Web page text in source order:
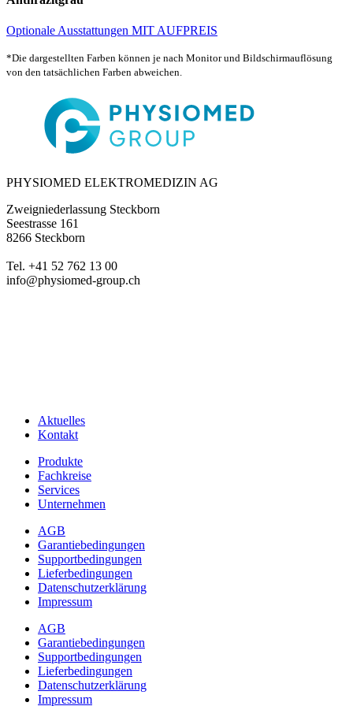
Optionale Ausstattungen MIT AUFPREIS
*Die dargestellten Farben können je nach Monitor und Bildschirmauflösung
von den tatsächlichen Farben abweichen.
PHYSIOMED ELEKTROMEDIZIN AG
Zweigniederlassung Steckborn
Seestrasse 161
8266 Steckborn
Tel. +41 52 762 13 00
info@physiomed-group.ch
Aktuelles
Kontakt
Produkte
Fachkreise
Services
Unternehmen
AGB
Garantiebedingungen
Supportbedingungen
Lieferbedingungen
Datenschutzerklärung
Impressum
AGB
Garantiebedingungen
Supportbedingungen
Lieferbedingungen
Datenschutzerklärung
Impressum